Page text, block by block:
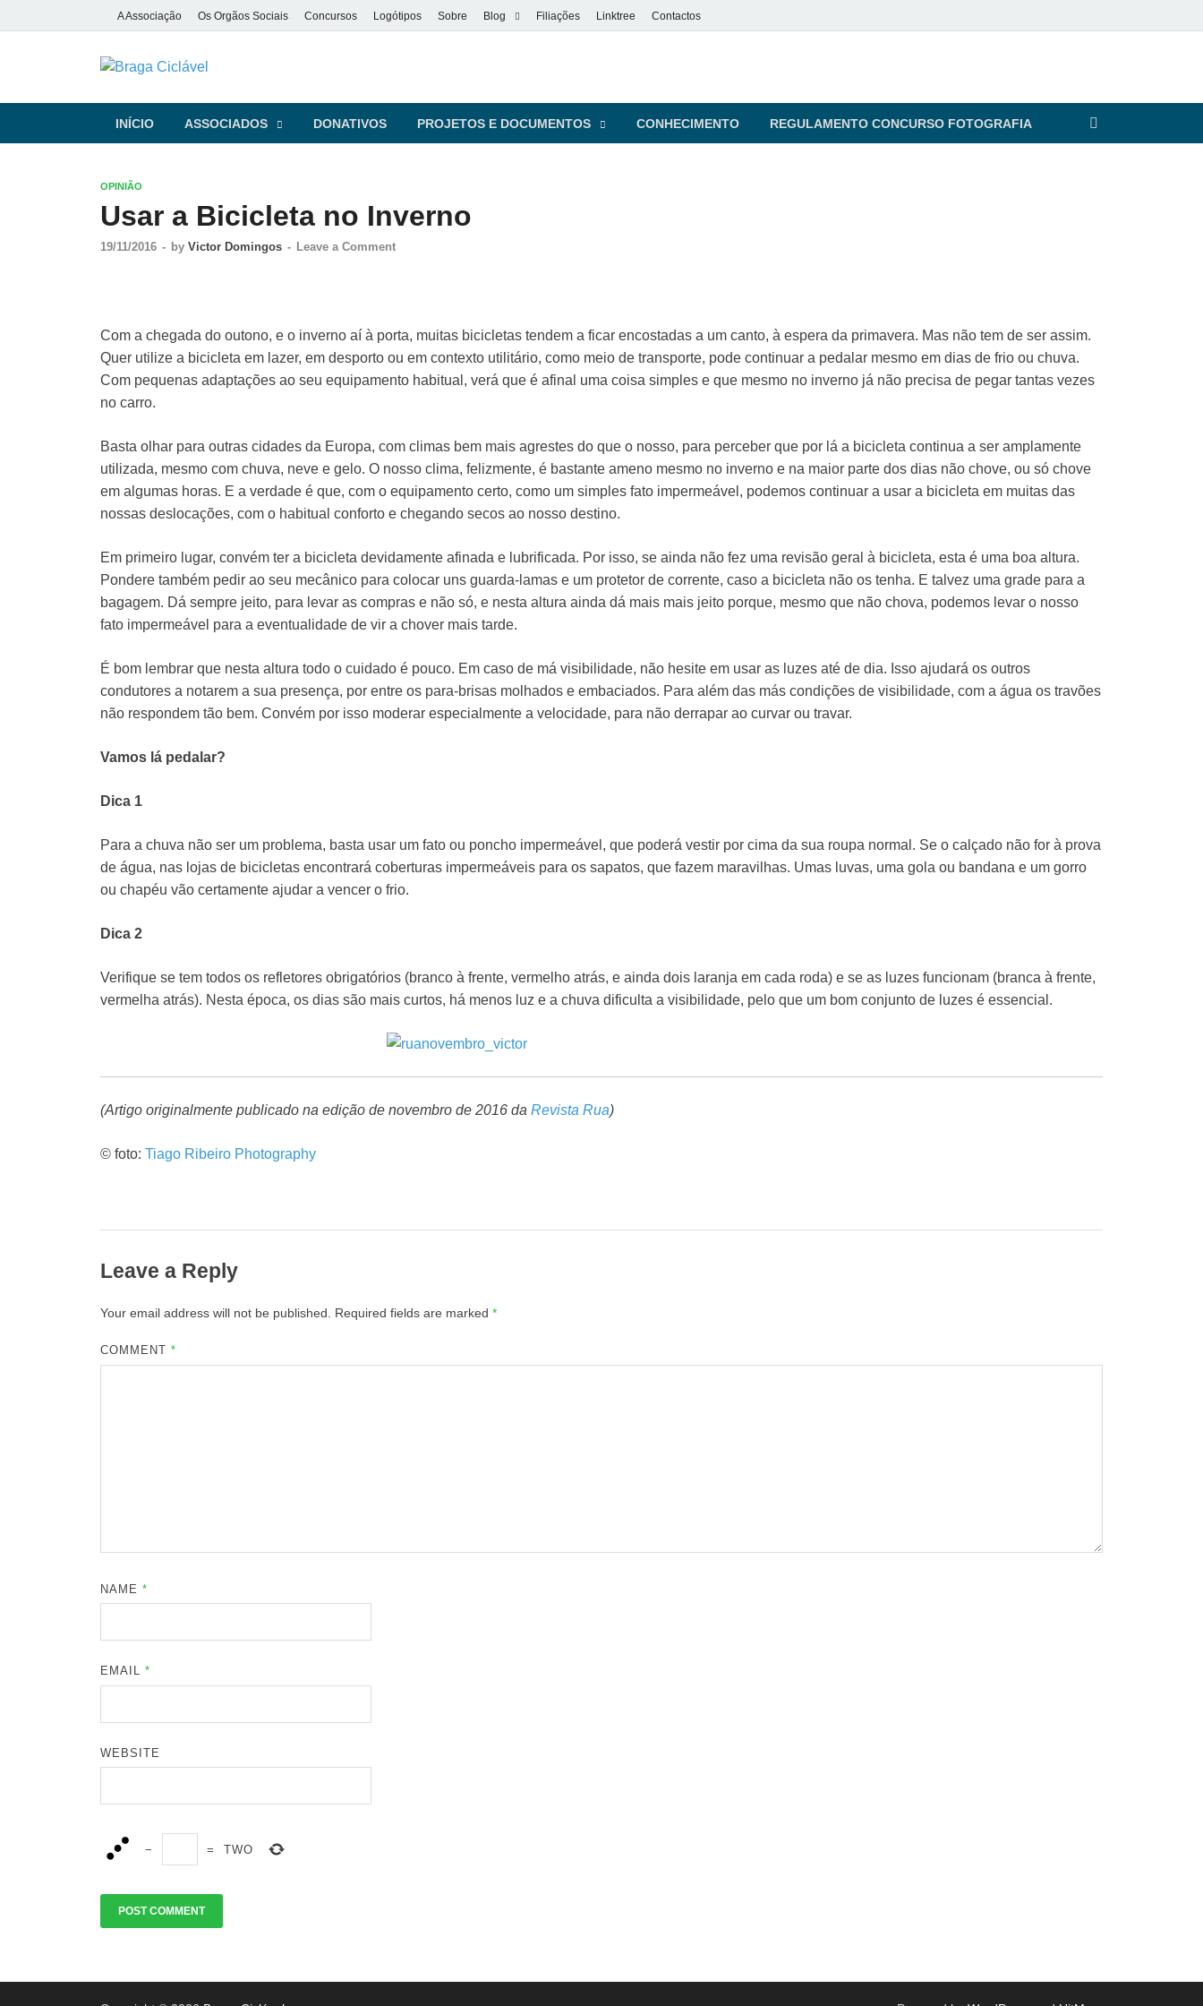
A Associação Os Orgãos Sociais Concursos Logótipos Sobre Blog Filiações Linktree Contactos
Braga Ciclável
INÍCIO ASSOCIADOS DONATIVOS PROJETOS E DOCUMENTOS CONHECIMENTO REGULAMENTO CONCURSO FOTOGRAFIA
OPINIÃO
Usar a Bicicleta no Inverno
19/11/2016 - by Victor Domingos - Leave a Comment
Com a chegada do outono, e o inverno aí à porta, muitas bicicletas tendem a ficar encostadas a um canto, à espera da primavera. Mas não tem de ser assim.
Quer utilize a bicicleta em lazer, em desporto ou em contexto utilitário, como meio de transporte, pode continuar a pedalar mesmo em dias de frio ou chuva.
Com pequenas adaptações ao seu equipamento habitual, verá que é afinal uma coisa simples e que mesmo no inverno já não precisa de pegar tantas vezes
no carro.
Basta olhar para outras cidades da Europa, com climas bem mais agrestes do que o nosso, para perceber que por lá a bicicleta continua a ser amplamente
utilizada, mesmo com chuva, neve e gelo. O nosso clima, felizmente, é bastante ameno mesmo no inverno e na maior parte dos dias não chove, ou só chove
em algumas horas. E a verdade é que, com o equipamento certo, como um simples fato impermeável, podemos continuar a usar a bicicleta em muitas das
nossas deslocações, com o habitual conforto e chegando secos ao nosso destino.
Em primeiro lugar, convém ter a bicicleta devidamente afinada e lubrificada. Por isso, se ainda não fez uma revisão geral à bicicleta, esta é uma boa altura.
Pondere também pedir ao seu mecânico para colocar uns guarda-lamas e um protetor de corrente, caso a bicicleta não os tenha. E talvez uma grade para a
bagagem. Dá sempre jeito, para levar as compras e não só, e nesta altura ainda dá mais mais jeito porque, mesmo que não chova, podemos levar o nosso
fato impermeável para a eventualidade de vir a chover mais tarde.
É bom lembrar que nesta altura todo o cuidado é pouco. Em caso de má visibilidade, não hesite em usar as luzes até de dia. Isso ajudará os outros
condutores a notarem a sua presença, por entre os para-brisas molhados e embaciados. Para além das más condições de visibilidade, com a água os travões
não respondem tão bem. Convém por isso moderar especialmente a velocidade, para não derrapar ao curvar ou travar.
Vamos lá pedalar?
Dica 1
Para a chuva não ser um problema, basta usar um fato ou poncho impermeável, que poderá vestir por cima da sua roupa normal. Se o calçado não for à prova
de água, nas lojas de bicicletas encontrará coberturas impermeáveis para os sapatos, que fazem maravilhas. Umas luvas, uma gola ou bandana e um gorro
ou chapéu vão certamente ajudar a vencer o frio.
Dica 2
Verifique se tem todos os refletores obrigatórios (branco à frente, vermelho atrás, e ainda dois laranja em cada roda) e se as luzes funcionam (branca à frente,
vermelha atrás). Nesta época, os dias são mais curtos, há menos luz e a chuva dificulta a visibilidade, pelo que um bom conjunto de luzes é essencial.
(Artigo originalmente publicado na edição de novembro de 2016 da Revista Rua)
© foto: Tiago Ribeiro Photography
Leave a Reply
Your email address will not be published. Required fields are marked *
COMMENT*
NAME*
EMAIL*
WEBSITE
− = TWO